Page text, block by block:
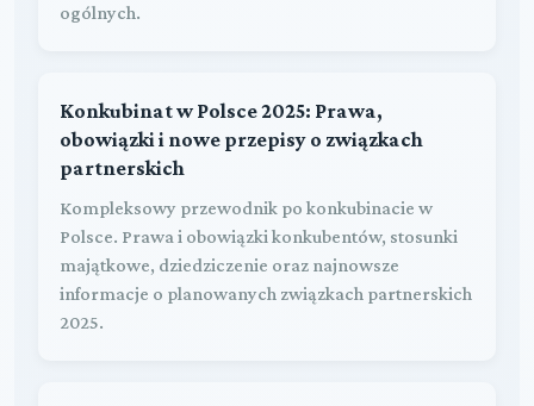
ogólnych.
Konkubinat w Polsce 2025: Prawa,
obowiązki i nowe przepisy o związkach
partnerskich
Kompleksowy przewodnik po konkubinacie w
Polsce. Prawa i obowiązki konkubentów, stosunki
majątkowe, dziedziczenie oraz najnowsze
informacje o planowanych związkach partnerskich
2025.